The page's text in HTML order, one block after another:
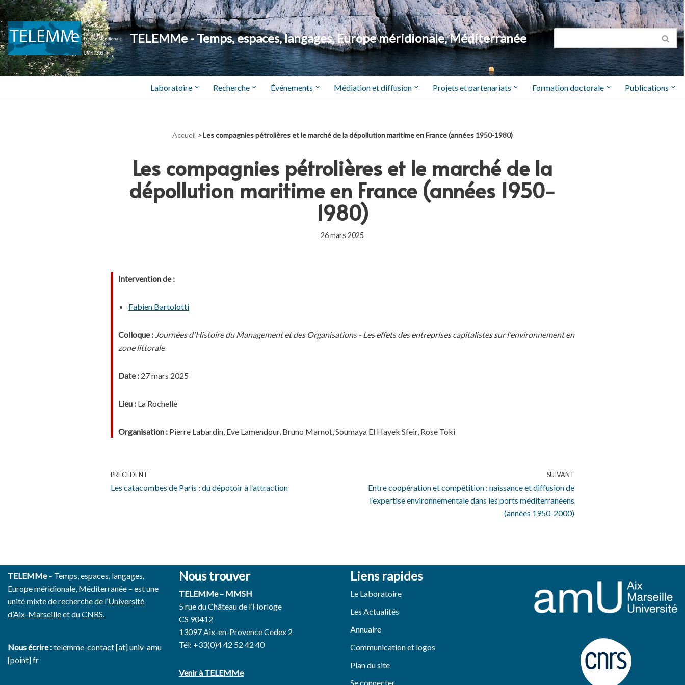
Aller
au
contenu
TELEMMe - Temps, espaces, langages, Europe méridionale, Méditerranée
Laboratoire Recherche Événements Médiation et diffusion Projets et partenariats Formation doctorale Publications
Accueil >Les compagnies pétrolières et le marché de la dépollution maritime en France (années 1950-1980)
Les compagnies pétrolières et le marché de la
dépollution maritime en France (années 1950-
1980)
26 mars 2025
Intervention de :
Fabien Bartolotti
Colloque :Journées d'Histoire du Management et des Organisations - Les effets des entreprises capitalistes sur l'environnement en
zone littorale
Date :27 mars 2025
Lieu :La Rochelle
Organisation :Pierre Labardin, Eve Lamendour, Bruno Marnot, Soumaya El Hayek Sfeir, Rose Toki
PRÉCÉDENT
Les catacombes de Paris : du dépotoir à l’attraction
SUIVANT
Entre coopération et compétition : naissance et diffusion de
l’expertise environnementale dans les ports méditerranéens
(années 1950-2000)
TELEMMe– Temps, espaces, langages,
Europe méridionale, Méditerranée – est une
unité mixte de recherche de l’Université
d’Aix-Marseilleet duCNRS.
Nous écrire :telemme-contact [at] univ-amu
[point] fr
Nous trouver
TELEMMe – MMSH
5 rue du Château de l’Horloge
CS 90412
13097 Aix-en-Provence Cedex 2
Tél: +33(0)4 42 52 42 40
Venir à TELEMMe
Liens rapides
Le Laboratoire
Les Actualités
Annuaire
Communication et logos
Plan du site
Se connecter